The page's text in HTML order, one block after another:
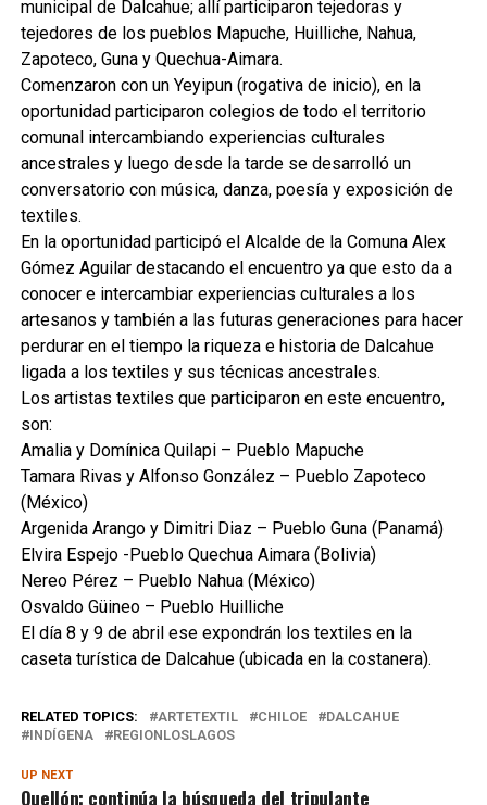
municipal de Dalcahue; allí participaron tejedoras y
tejedores de los pueblos Mapuche, Huilliche, Nahua,
Zapoteco, Guna y Quechua-Aimara.
Comenzaron con un Yeyipun (rogativa de inicio), en la
oportunidad participaron colegios de todo el territorio
comunal intercambiando experiencias culturales
ancestrales y luego desde la tarde se desarrolló un
conversatorio con música, danza, poesía y exposición de
textiles.
En la oportunidad participó el Alcalde de la Comuna Alex
Gómez Aguilar destacando el encuentro ya que esto da a
conocer e intercambiar experiencias culturales a los
artesanos y también a las futuras generaciones para hacer
perdurar en el tiempo la riqueza e historia de Dalcahue
ligada a los textiles y sus técnicas ancestrales.
Los artistas textiles que participaron en este encuentro,
son:
Amalia y Domínica Quilapi – Pueblo Mapuche
Tamara Rivas y Alfonso González – Pueblo Zapoteco
(México)
Argenida Arango y Dimitri Diaz – Pueblo Guna (Panamá)
Elvira Espejo -Pueblo Quechua Aimara (Bolivia)
Nereo Pérez – Pueblo Nahua (México)
Osvaldo Güineo – Pueblo Huilliche
El día 8 y 9 de abril ese expondrán los textiles en la
caseta turística de Dalcahue (ubicada en la costanera).
RELATED TOPICS: ARTETEXTIL CHILOE
DALCAHUE
INDÍGENA
REGIONLOSLAGOS
UP NEXT
Quellón: continúa la búsqueda del tripulante